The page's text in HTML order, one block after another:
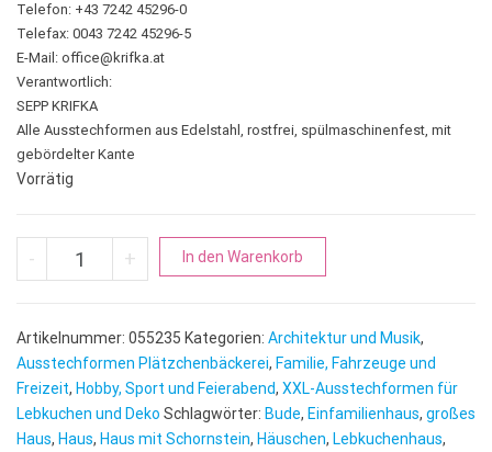
Telefon: +43 7242 45296-0
Telefax: 0043 7242 45296-5
E-Mail: office@krifka.at
Verantwortlich:
SEPP KRIFKA
Alle Ausstechformen aus Edelstahl, rostfrei, spülmaschinenfest, mit
gebördelter Kante
Vorrätig
- Haus XL | Häuschen Wohnhaus Menge
+ In den Warenkorb
e
r
n
a
t
Artikelnummer: 055235 Kategorien: Architektur und Musik,
Ausstechformen Plätzchenbäckerei, Familie, Fahrzeuge und
Freizeit, Hobby, Sport und Feierabend, XXL-Ausstechformen für
Lebkuchen und Deko Schlagwörter: Bude, Einfamilienhaus, großes
Haus, Haus, Haus mit Schornstein, Häuschen, Lebkuchenhaus,